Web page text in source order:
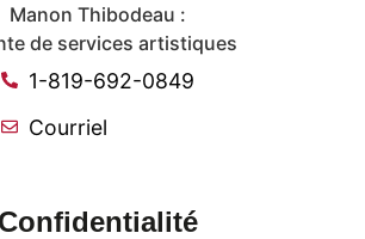
Manon Thibodeau :
de services artistiques
1-819-692-0849
Courriel
Confidentialité